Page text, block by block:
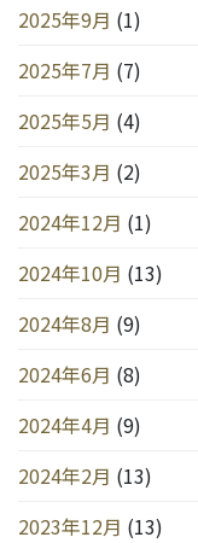
2025年9月 (1)
2025年7月 (7)
2025年5月 (4)
2025年3月 (2)
2024年12月 (1)
2024年10月 (13)
2024年8月 (9)
2024年6月 (8)
2024年4月 (9)
2024年2月 (13)
2023年12月 (13)